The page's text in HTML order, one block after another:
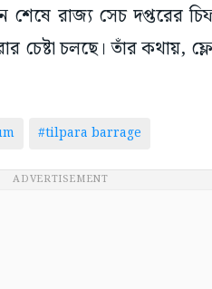
শেষে রাজ্য সেচ দপ্তরের
চেষ্টা চলছে। তাঁর কথায়,
#tilpara barrage
ADVERTISEMENT